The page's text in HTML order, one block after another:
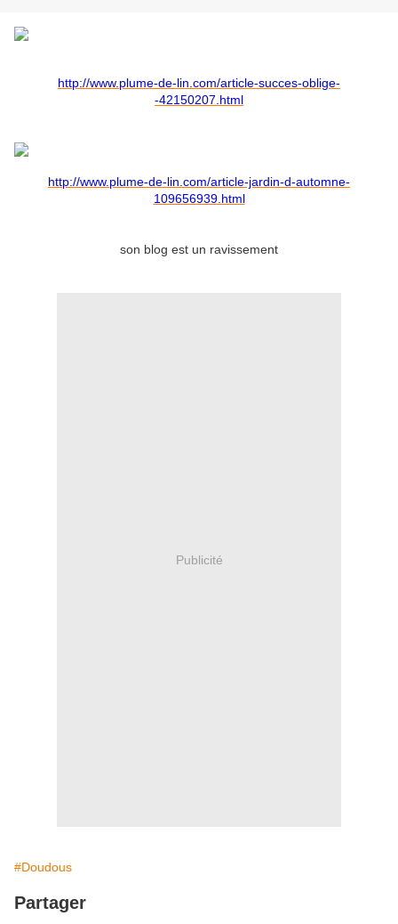
http://www.plume-de-lin.com/article-succes-oblige-
-42150207.html
http://www.plume-de-lin.com/article-jardin-d-automne-
109656939.html
son blog est un ravissement
Publicité
#Doudous
Partager